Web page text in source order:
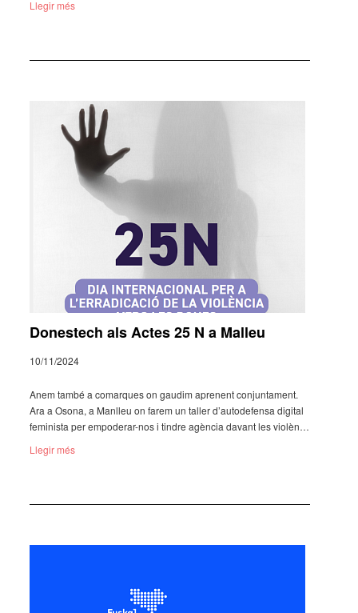
Llegir més
Donestech als Actes 25 N a Malleu
10/11/2024
Anem també a comar­ques on gaudim apre­nent conjun­ta­ment.
Ara a Osona, a Manlleu on farem un taller d’au­to­de­fensa digi­tal
femi­nista per empo­de­rar-nos i tindre agèn­cia davant les violèn­…
Llegir més